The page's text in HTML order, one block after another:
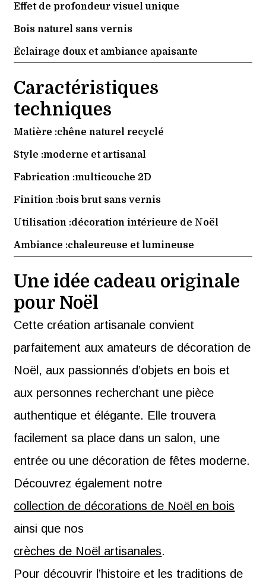
Effet de profondeur visuel unique
Bois naturel sans vernis
Éclairage doux et ambiance apaisante
Caractéristiques
techniques
Matière :chêne naturel recyclé
Style :moderne et artisanal
Fabrication :multicouche 2D
Finition :bois brut sans vernis
Utilisation :décoration intérieure de Noël
Ambiance :chaleureuse et lumineuse
Une idée cadeau originale
pour Noël
Cette création artisanale convient
parfaitement aux amateurs de décoration de
Noël, aux passionnés d’objets en bois et
aux personnes recherchant une pièce
authentique et élégante. Elle trouvera
facilement sa place dans un salon, une
entrée ou une décoration de fêtes moderne.
Découvrez également notre
collection de décorations de Noël en bois
ainsi que nos
crèches de Noël artisanales.
Pour découvrir l’histoire et les traditions de